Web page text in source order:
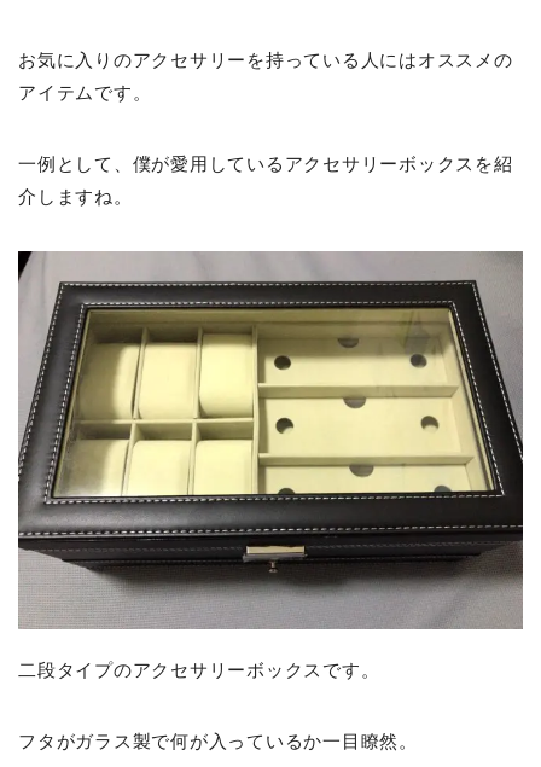
お気に入りのアクセサリーを持っている人にはオススメの
アイテムです。
一例として、僕が愛用しているアクセサリーボックスを紹
介しますね。
二段タイプのアクセサリーボックスです。
フタがガラス製で何が入っているか一目瞭然。